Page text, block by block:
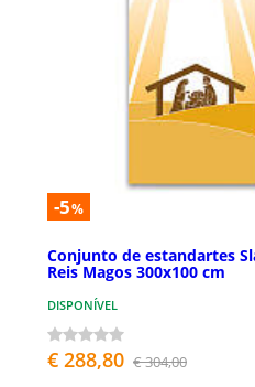
-5%
Conjunto de estandartes
Reis Magos 300x100 cm
DISPONÍVEL
€ 288,80 € 304,00